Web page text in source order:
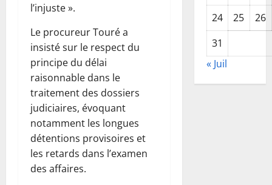
l’injuste ».
Le procureur Touré a
insisté sur le respect du
principe du délai
raisonnable dans le
traitement des dossiers
judiciaires, évoquant
notamment les longues
détentions provisoires et
les retards dans l’examen
des affaires.
24
25
26
31
« Juil